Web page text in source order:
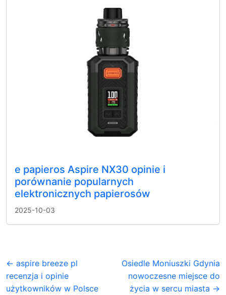
e papieros Aspire NX30 opinie i
porównanie popularnych
elektronicznych papierosów
2025-10-03
← aspire breeze pl
recenzja i opinie
użytkowników w Polsce
Osiedle Moniuszki Gdynia
nowoczesne miejsce do
życia w sercu miasta →